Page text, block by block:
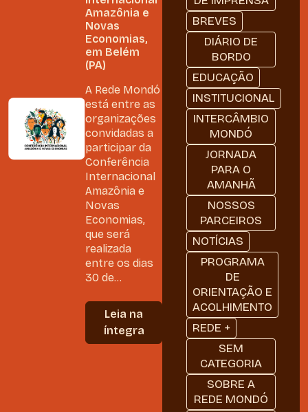
Amazônia e
Novas
Economias,
em Belém
(PA)
A Rede Mondó
está entre as
organizações
convidadas a
participar da
Conferência
Internacional
Amazônia e
Novas
Economias,
que será
realizada
entre os dias
30 de...
Leia na
íntegra
BREVES
DIÁRIO DE
BORDO
EDUCAÇÃO
INSTITUCIONAL
INTERCÂMBIO
MONDÓ
JORNADA
PARA O
AMANHÃ
NOSSOS
PARCEIROS
NOTÍCIAS
PROGRAMA
DE
ORIENTAÇÃO E
ACOLHIMENTO
REDE +
SEM
CATEGORIA
SOBRE A
REDE MONDÓ